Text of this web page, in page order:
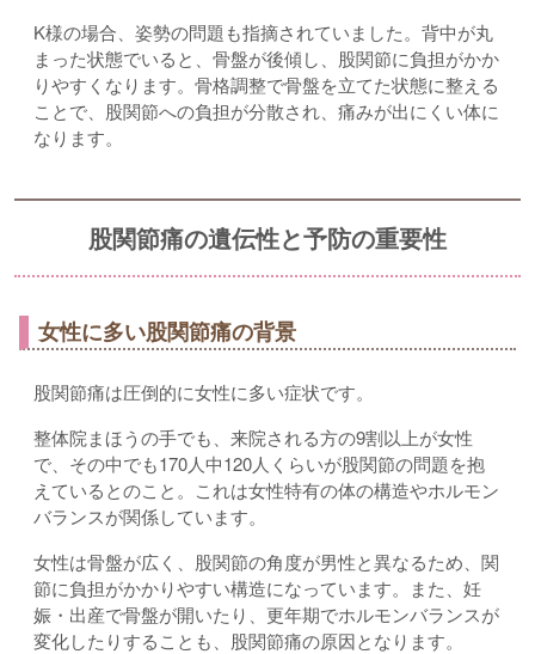
K様の場合、姿勢の問題も指摘されていました。背中が丸
まった状態でいると、骨盤が後傾し、股関節に負担がかか
りやすくなります。骨格調整で骨盤を立てた状態に整える
ことで、股関節への負担が分散され、痛みが出にくい体に
なります。
股関節痛の遺伝性と予防の重要性
女性に多い股関節痛の背景
股関節痛は圧倒的に女性に多い症状です。
整体院まほうの手でも、来院される方の9割以上が女性
で、その中でも170人中120人くらいが股関節の問題を抱
えているとのこと。これは女性特有の体の構造やホルモン
バランスが関係しています。
女性は骨盤が広く、股関節の角度が男性と異なるため、関
節に負担がかかりやすい構造になっています。また、妊
娠・出産で骨盤が開いたり、更年期でホルモンバランスが
変化したりすることも、股関節痛の原因となります。